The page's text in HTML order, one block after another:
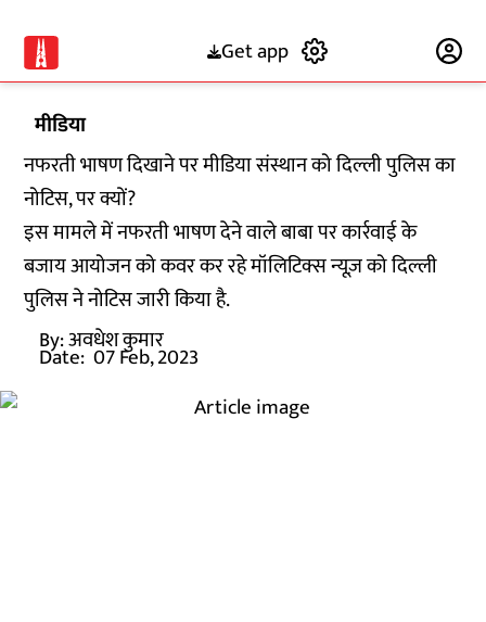
Get app
मीडिया
नफरती भाषण दिखाने पर मीडिया संस्थान को दिल्ली पुलिस का
नोटिस, पर क्यों?
इस मामले में नफरती भाषण देने वाले बाबा पर कार्रवाई के
बजाय आयोजन को कवर कर रहे मॉलिटिक्स न्यूज़ को दिल्ली
पुलिस ने नोटिस जारी किया है.
By:अवधेश कुमार
Date: 07 Feb, 2023